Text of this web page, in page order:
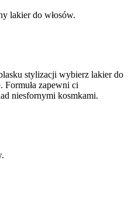
lakier do włosów.
stylizacji wybierz lakier do
zapewni ci
niesfornymi kosmkami.